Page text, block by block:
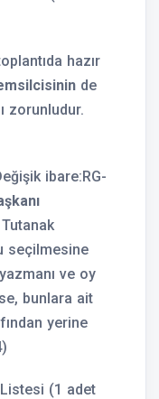
hazır
de
zorunludur.
ibare:RG-
seçilmesine
ve oy
bunlara ait
yerine
(1 adet